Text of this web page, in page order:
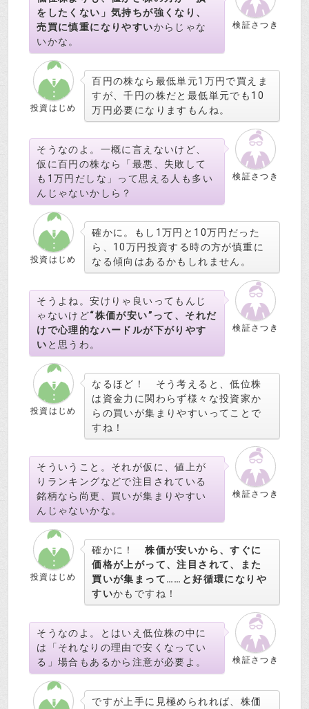
検証さつき
をしたくない」気持ちが強くなり、
売買に慎重になりやすいからじゃな
いかな。
投資はじめ
百円の株なら最低単元1万円で買えま
すが、千円の株だと最低単元でも10
万円必要になりますもんね。
検証さつき
そうなのよ。一概に言えないけど、
仮に百円の株なら「最悪、失敗して
も1万円だしな」って思える人も多い
んじゃないかしら？
投資はじめ
確かに。もし1万円と10万円だった
ら、10万円投資する時の方が慎重に
なる傾向はあるかもしれません。
検証さつき
そうよね。安けりゃ良いってもんじ
ゃないけど“株価が安い”って、それだ
けで心理的なハードルが下がりやす
い と思うわ。
投資はじめ
なるほど！ そう考えると、低位株
は資金力に関わらず様々な投資家か
らの買いが集まりやすいってことで
すね！
検証さつき
そういうこと。それが仮に、値上が
りランキングなどで注目されている
銘柄なら尚更、買いが集まりやすい
んじゃないかな。
投資はじめ
確かに！株価が安いから、すぐに
価格が上がって、注目されて、また
買いが集まって……と好循環になりや
すいかもですね！
検証さつき
そうなのよ。とはいえ低位株の中に
は「それなりの理由で安くなってい
る」場合もあるから注意が必要よ。
ですが上手に見極められれば、株価